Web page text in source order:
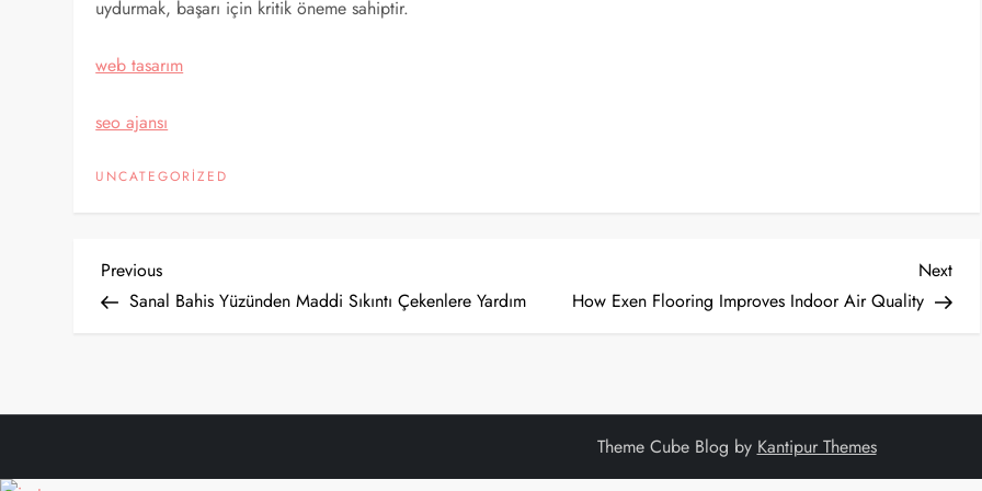
uydurmak, başarı için kritik öneme sahiptir.
web tasarım
seo ajansı
UNCATEGORIZED
Y
Previous
Post
Previous
Sanal Bahis Yüzünden Maddi Sıkıntı Çekenlere Yardım
Post
Next
How Exen Flooring Improves Indoor Air Quality
Theme Cube Blog by Kantipur Themes